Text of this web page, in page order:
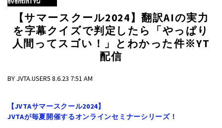
【サマースクール2024】翻訳AIの実力
を字幕クイズで判定したら「やっぱり
人間ってスゴい！」とわかった件※YT
配信
BY JVTA.USER5 8.6.23 7:51 AM
【JVTAサマースクール2024】
JVTAが毎夏開催するオンラインセミナーシリーズ！